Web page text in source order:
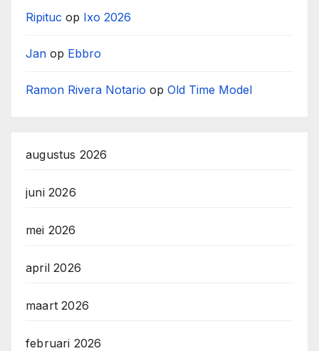
Ripituc op Ixo 2026
Jan op Ebbro
Ramon Rivera Notario op Old Time Model
augustus 2026
juni 2026
mei 2026
april 2026
maart 2026
februari 2026